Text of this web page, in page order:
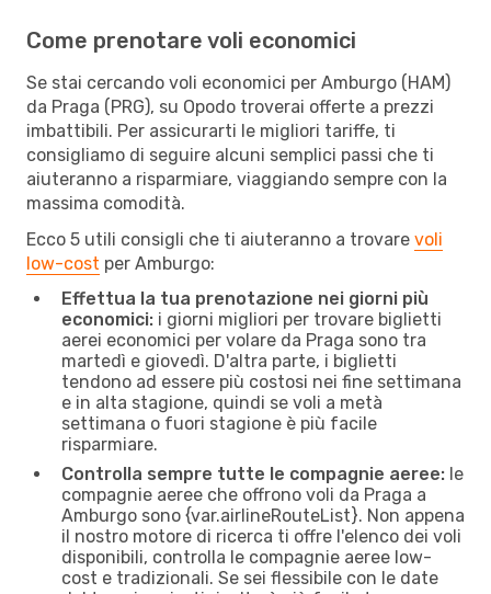
Come prenotare voli economici
Se stai cercando voli economici per Amburgo (HAM)
da Praga (PRG), su Opodo troverai offerte a prezzi
imbattibili. Per assicurarti le migliori tariffe, ti
consigliamo di seguire alcuni semplici passi che ti
aiuteranno a risparmiare, viaggiando sempre con la
massima comodità.
Ecco 5 utili consigli che ti aiuteranno a trovare voli
low-cost per Amburgo:
Effettua la tua prenotazione nei giorni più
economici: i giorni migliori per trovare biglietti
aerei economici per volare da Praga sono tra
martedì e giovedì. D'altra parte, i biglietti
tendono ad essere più costosi nei fine settimana
e in alta stagione, quindi se voli a metà
settimana o fuori stagione è più facile
risparmiare.
Controlla sempre tutte le compagnie aeree: le
compagnie aeree che offrono voli da Praga a
Amburgo sono {​var.airlineRouteList}. Non appena
il nostro motore di ricerca ti offre l'elenco dei voli
disponibili, controlla le compagnie aeree low-
cost e tradizionali. Se sei flessibile con le date